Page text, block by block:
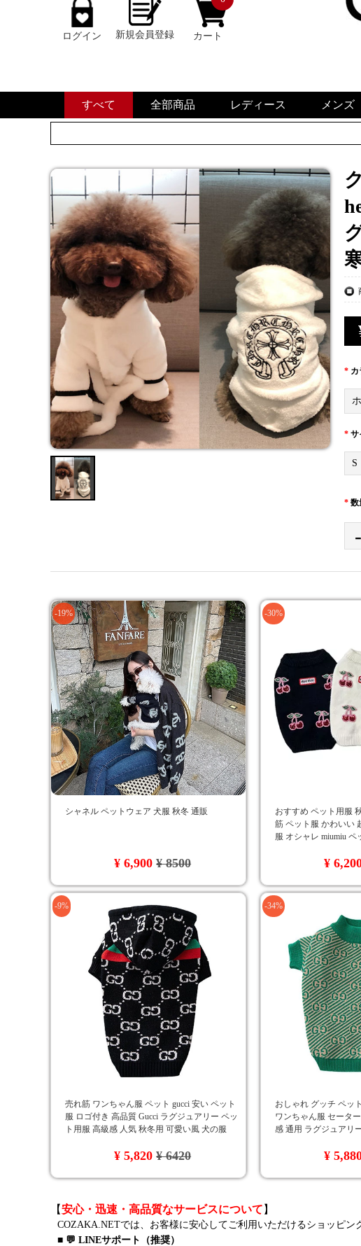
ログイン 新規会員登録 カート
すべて 全部商品 レディース メンズ
* カ
* サ
S
* 数
-
-19%
シャネル ペットウェア 犬服 秋冬 通販
¥ 6,900¥ 8500
-30%
おすすめ ペット用服
筋 ペット服 かわいい
服 オシャレ miumiu
¥
-9%
売れ筋 ワンちゃん服 ペット gucci 安い ペット
服 ロゴ付き 高品質 Gucci ラグジュアリー ペッ
ト用服 高級感 人気 秋冬用 可愛い風 犬の服
¥ 5,820¥ 6420
-34%
おしゃれ グッチ ペッ
ワンちゃん服 セータ
感 通用 ラグジュアリ
¥
【安心・迅速・高品質なサービスについて 】
COZAKA.NETでは、お客様に安心してご利用いただけるショッピン
■ 💬 LINEサポート（推奨）